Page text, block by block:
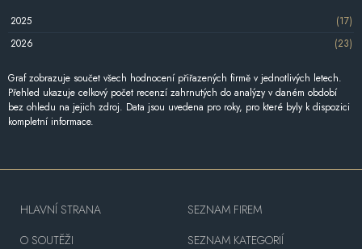
2025
(17)
2026
(23)
Graf zobrazuje součet všech hodnocení přiřazených firmě v jednotlivých letech.
Přehled ukazuje celkový počet recenzí zahrnutých do analýzy v daném období
bez ohledu na jejich zdroj. Data jsou uvedena pro roky, pro které byly k dispozici
kompletní informace.
HLAVNÍ STRANA
O SOUTĚŽI
SEZNAM FIREM
SEZNAM KATEGORIÍ